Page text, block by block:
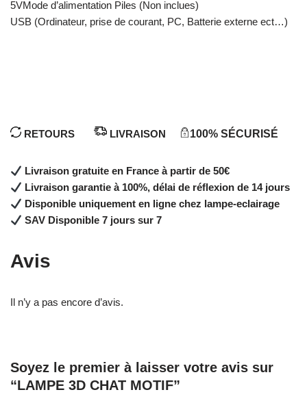
5VMode d’alimentation Piles (Non inclues)
USB (Ordinateur, prise de courant, PC, Batterie externe ect…)
RETOURS LIVRAISON 100% SÉCURISÉ
Livraison gratuite en France à partir de 50€
Livraison garantie à 100%, délai de réflexion de 14 jours
Disponible uniquement en ligne chez lampe-eclairage
SAV Disponible 7 jours sur 7
Avis
Il n’y a pas encore d’avis.
Soyez le premier à laisser votre avis sur
“LAMPE 3D CHAT MOTIF”